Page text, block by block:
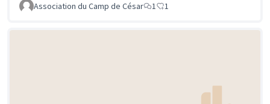
Association du Camp de César 1 1